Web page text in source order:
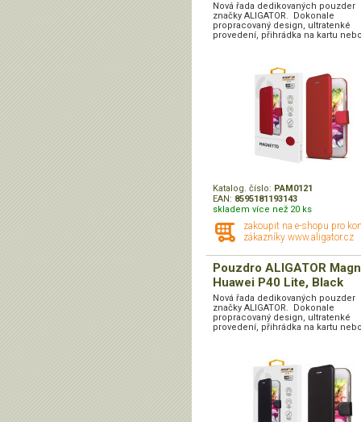
Nová řada dedikovaných pouzder
značky ALIGATOR. Dokonale
propracovaný design, ultratenké
provedení, přihrádka na kartu
Katalog. číslo: PAM0121
EAN: 8595181193143
skladem více než 20 ks
zakoupit na e-shopu pro
zákazníky www.aligator.cz
Pouzdro ALIGATOR
Huawei P40 Lite, Black
Nová řada dedikovaných pouzder
značky ALIGATOR. Dokonale
propracovaný design, ultratenké
provedení, přihrádka na kartu